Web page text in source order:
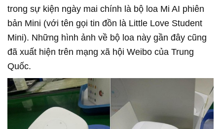
trong sự kiện ngày mai chính là bộ loa Mi AI phiên
bản Mini (với tên gọi tin đồn là Little Love Student
Mini). Những hình ảnh về bộ loa này gần đây cũng
đã xuất hiện trên mạng xã hội Weibo của Trung
Quốc.